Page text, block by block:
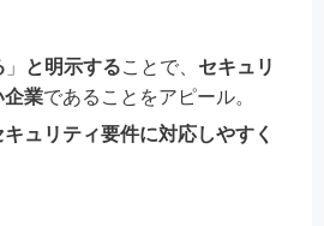
」 と明示することで、 セキュリ
企業であることをアピール。
ュリティ要件に対応しやすく